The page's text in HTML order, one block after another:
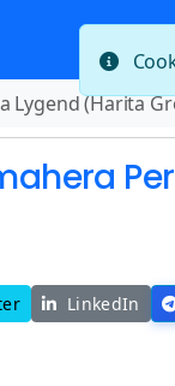
Lygend (Harita
LinkedIn